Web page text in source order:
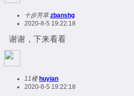
十步芳草 zbanshg
2020-8-5 19:22:18
谢谢，下来看看
11楼 huyian
2020-8-5 19:22:18